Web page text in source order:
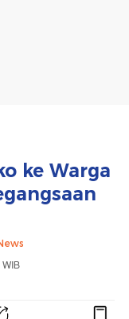
ke Warga